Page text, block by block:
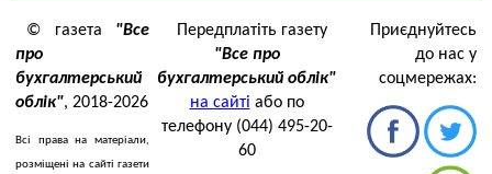
© газета "Все
про
бухгалтерський
облік", 2018-2026
Всі права на матеріали,
розміщені на сайті газети
Передплатіть газету
"Все про
бухгалтерський облік"
на сайті або по
телефону (044) 495-20-
60
Приєднуйтесь
до нас у
соцмережах: